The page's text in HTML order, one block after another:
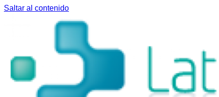
Saltar al contenido